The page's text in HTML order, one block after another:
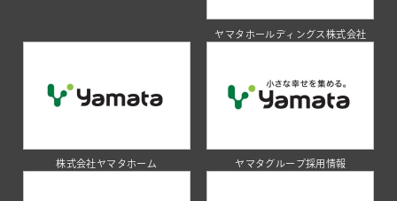
ヤマタホールディングス株式会社
株式会社ヤマタホーム ヤマタグループ採用情報